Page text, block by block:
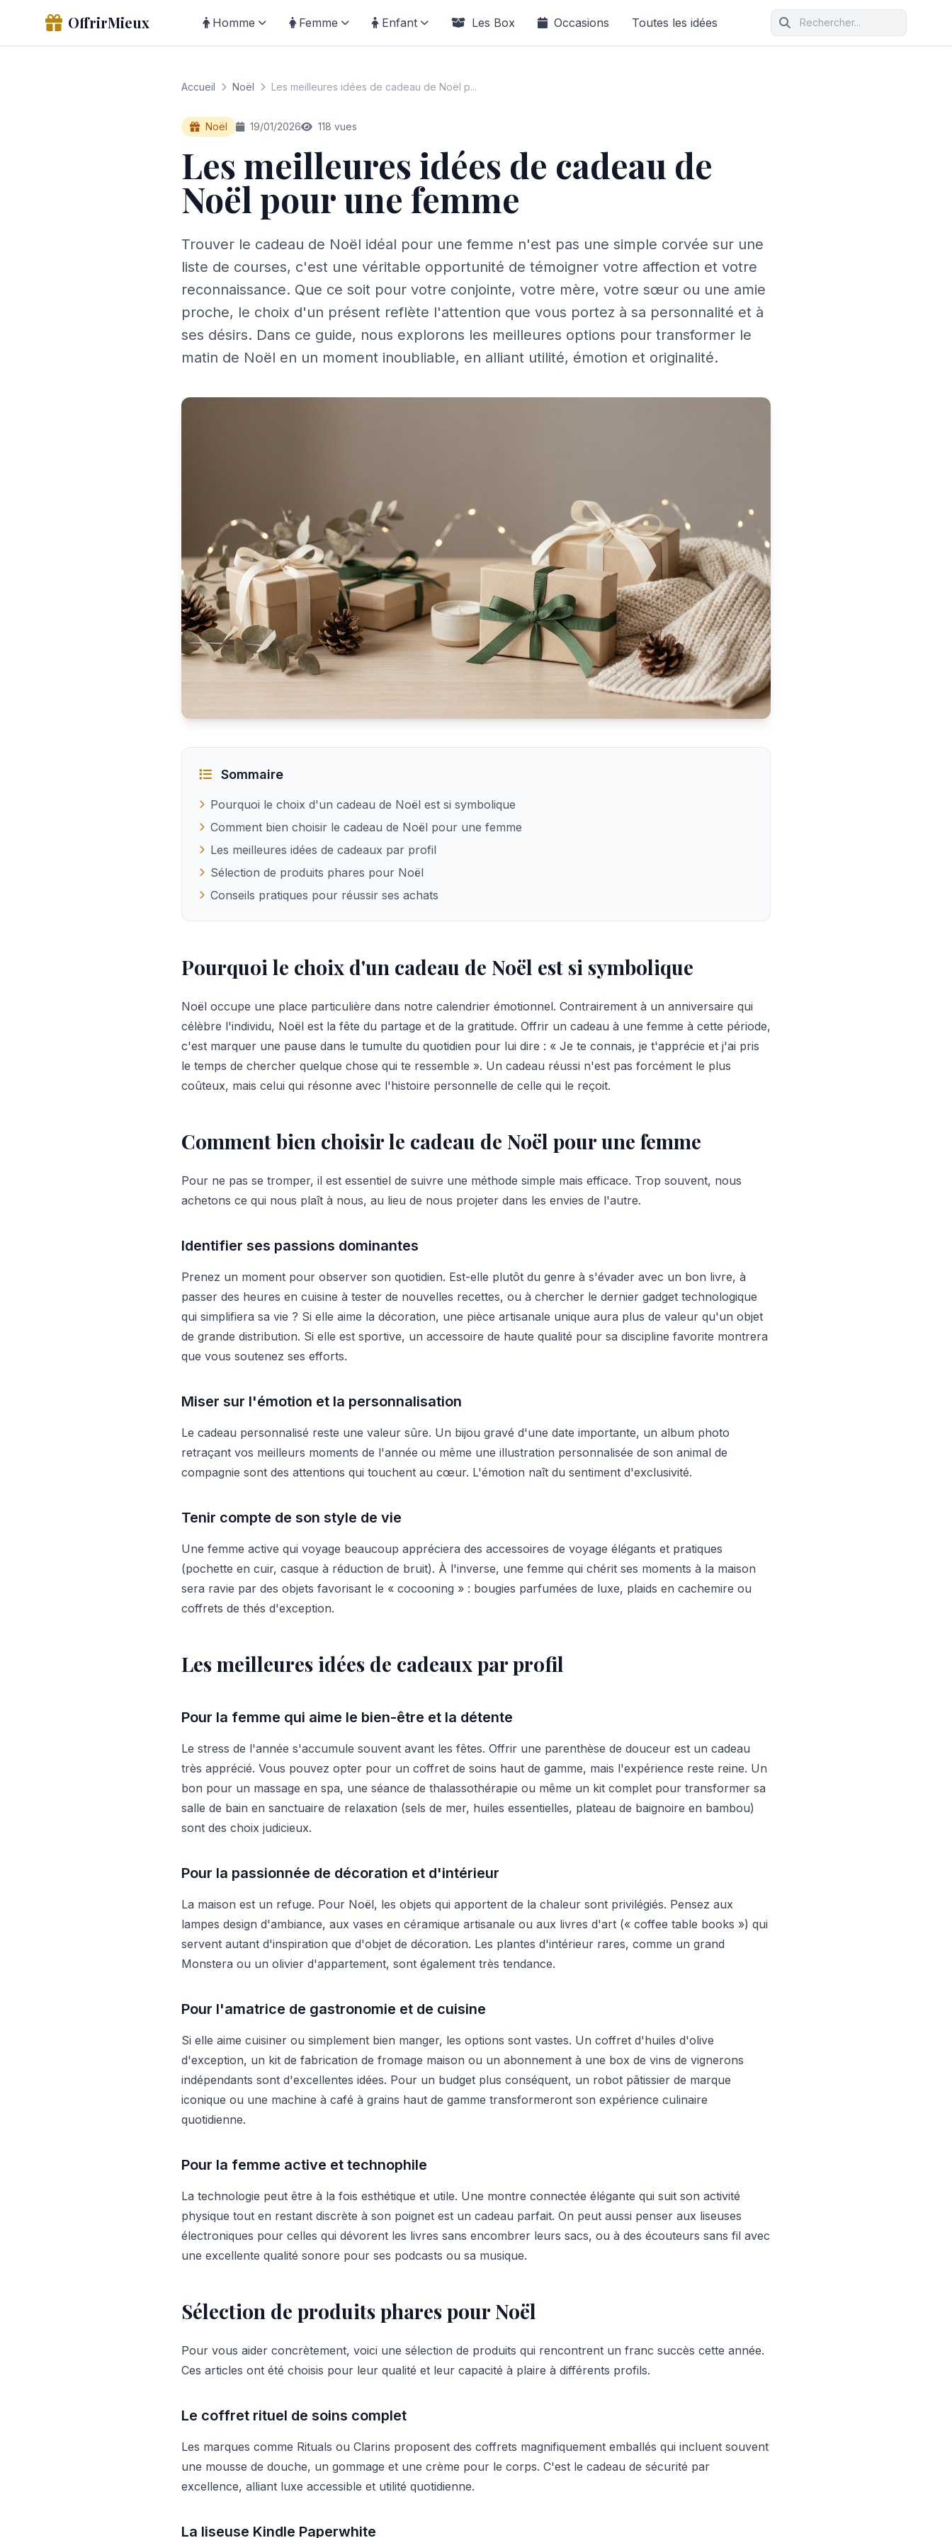
OffrirMieux Homme Femme Enfant Les Box Occasions Toutes les idées
Accueil Noël Les meilleures idées de cadeau de Noël p...
Noël 19/01/2026 118 vues
Les meilleures idées de cadeau de
Noël pour une femme
Trouver le cadeau de Noël idéal pour une femme n'est pas une simple corvée sur une
liste de courses, c'est une véritable opportunité de témoigner votre affection et votre
reconnaissance. Que ce soit pour votre conjointe, votre mère, votre sœur ou une amie
proche, le choix d'un présent reflète l'attention que vous portez à sa personnalité et à
ses désirs. Dans ce guide, nous explorons les meilleures options pour transformer le
matin de Noël en un moment inoubliable, en alliant utilité, émotion et originalité.
Sommaire
Pourquoi le choix d'un cadeau de Noël est si symbolique
Comment bien choisir le cadeau de Noël pour une femme
Les meilleures idées de cadeaux par profil
Sélection de produits phares pour Noël
Conseils pratiques pour réussir ses achats
Pourquoi le choix d'un cadeau de Noël est si symbolique
Noël occupe une place particulière dans notre calendrier émotionnel. Contrairement à un anniversaire qui
célèbre l'individu, Noël est la fête du partage et de la gratitude. Offrir un cadeau à une femme à cette période,
c'est marquer une pause dans le tumulte du quotidien pour lui dire : « Je te connais, je t'apprécie et j'ai pris
le temps de chercher quelque chose qui te ressemble ». Un cadeau réussi n'est pas forcément le plus
coûteux, mais celui qui résonne avec l'histoire personnelle de celle qui le reçoit.
Comment bien choisir le cadeau de Noël pour une femme
Pour ne pas se tromper, il est essentiel de suivre une méthode simple mais efficace. Trop souvent, nous
achetons ce qui nous plaît à nous, au lieu de nous projeter dans les envies de l'autre.
Identifier ses passions dominantes
Prenez un moment pour observer son quotidien. Est-elle plutôt du genre à s'évader avec un bon livre, à
passer des heures en cuisine à tester de nouvelles recettes, ou à chercher le dernier gadget technologique
qui simplifiera sa vie ? Si elle aime la décoration, une pièce artisanale unique aura plus de valeur qu'un objet
de grande distribution. Si elle est sportive, un accessoire de haute qualité pour sa discipline favorite montrera
que vous soutenez ses efforts.
Miser sur l'émotion et la personnalisation
Le cadeau personnalisé reste une valeur sûre. Un bijou gravé d'une date importante, un album photo
retraçant vos meilleurs moments de l'année ou même une illustration personnalisée de son animal de
compagnie sont des attentions qui touchent au cœur. L'émotion naît du sentiment d'exclusivité.
Tenir compte de son style de vie
Une femme active qui voyage beaucoup appréciera des accessoires de voyage élégants et pratiques
(pochette en cuir, casque à réduction de bruit). À l'inverse, une femme qui chérit ses moments à la maison
sera ravie par des objets favorisant le « cocooning » : bougies parfumées de luxe, plaids en cachemire ou
coffrets de thés d'exception.
Les meilleures idées de cadeaux par profil
Pour la femme qui aime le bien-être et la détente
Le stress de l'année s'accumule souvent avant les fêtes. Offrir une parenthèse de douceur est un cadeau
très apprécié. Vous pouvez opter pour un coffret de soins haut de gamme, mais l'expérience reste reine. Un
bon pour un massage en spa, une séance de thalassothérapie ou même un kit complet pour transformer sa
salle de bain en sanctuaire de relaxation (sels de mer, huiles essentielles, plateau de baignoire en bambou)
sont des choix judicieux.
Pour la passionnée de décoration et d'intérieur
La maison est un refuge. Pour Noël, les objets qui apportent de la chaleur sont privilégiés. Pensez aux
lampes design d'ambiance, aux vases en céramique artisanale ou aux livres d'art (« coffee table books ») qui
servent autant d'inspiration que d'objet de décoration. Les plantes d'intérieur rares, comme un grand
Monstera ou un olivier d'appartement, sont également très tendance.
Pour l'amatrice de gastronomie et de cuisine
Si elle aime cuisiner ou simplement bien manger, les options sont vastes. Un coffret d'huiles d'olive
d'exception, un kit de fabrication de fromage maison ou un abonnement à une box de vins de vignerons
indépendants sont d'excellentes idées. Pour un budget plus conséquent, un robot pâtissier de marque
iconique ou une machine à café à grains haut de gamme transformeront son expérience culinaire
quotidienne.
Pour la femme active et technophile
La technologie peut être à la fois esthétique et utile. Une montre connectée élégante qui suit son activité
physique tout en restant discrète à son poignet est un cadeau parfait. On peut aussi penser aux liseuses
électroniques pour celles qui dévorent les livres sans encombrer leurs sacs, ou à des écouteurs sans fil avec
une excellente qualité sonore pour ses podcasts ou sa musique.
Sélection de produits phares pour Noël
Pour vous aider concrètement, voici une sélection de produits qui rencontrent un franc succès cette année.
Ces articles ont été choisis pour leur qualité et leur capacité à plaire à différents profils.
Le coffret rituel de soins complet
Les marques comme Rituals ou Clarins proposent des coffrets magnifiquement emballés qui incluent souvent
une mousse de douche, un gommage et une crème pour le corps. C'est le cadeau de sécurité par
excellence, alliant luxe accessible et utilité quotidienne.
La liseuse Kindle Paperwhite